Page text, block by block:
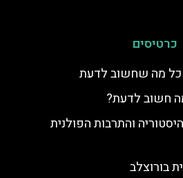
כרטיסים
כל מה שחשוב לדעת
חשוב לדעת?
והתרבות הפולנית
בורוצלב